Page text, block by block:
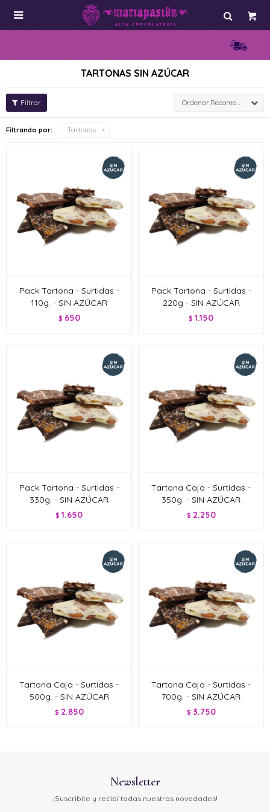

TARTONAS SIN AZÚCAR
Recomendados
Filtrando por: Tartonas
Pack Tartona - Surtidas -
110g. - SIN AZÚCAR
$ 650
Pack Tartona - Surtidas -
220g - SIN AZÚCAR
$ 1.150
Pack Tartona - Surtidas -
330g. - SIN AZÚCAR
$ 1.650
Tartona Caja - Surtidas -
350g. - SIN AZÚCAR
$ 2.250
Tartona Caja - Surtidas -
500g. - SIN AZÚCAR
$ 2.850
Tartona Caja - Surtidas -
700g. - SIN AZÚCAR
$ 3.750
Newsletter
¡Suscribite y recibí todas nuestras novedades!